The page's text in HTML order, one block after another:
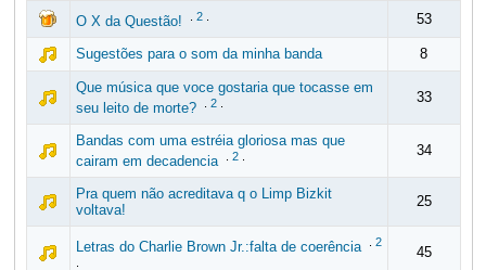
O X da Questão! 2. 53
Sugestões para o som da minha banda 8
Que música que voce gostaria que tocasse em
seu leito de morte?
2. 33
Bandas com uma estréia gloriosa mas que
cairam em decadencia
2. 34
Pra quem não acreditava q o Limp Bizkit
voltava!
25
Letras do Charlie Brown Jr.:falta de coerência
2
45